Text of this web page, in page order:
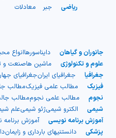
ریاضی
جبر
معادلات
جانوران و گیاهان دایناسورهاانواع
علوم و تکنولوژی
ماشین هاصنعت و
جغرافیا
جغرافیای ایرانجغرافیای
فیزیک
مطالب علمی فیزیکمطالب
نجوم
مطالب علمی نجوممطالب
شیمی
الکترو شیمیژئو شیمیعلم
آموزش برنامه نویسی
آموزش برنامه
پزشکی
دانستنیهای بارداری و زایمان